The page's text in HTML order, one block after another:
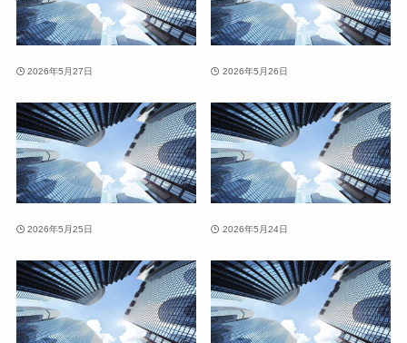
2026年5月27日 2026年5月26日
2026年5月25日 2026年5月24日